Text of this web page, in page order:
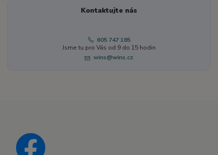
Kontaktujte nás
605 747 185
Jsme tu pro Vás od 9 do 15 hodin
wins@wins.cz